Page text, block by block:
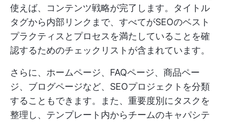
使えば、コンテンツ戦略が完了します。タイトル
タグから内部リンクまで、すべてがSEOのベスト
プラクティスとプロセスを満たしていることを確
認するためのチェックリストが含まれています。
さらに、ホームページ、FAQページ、商品ペー
ジ、ブログページなど、SEOプロジェクトを分類
することもできます。また、重要度別にタスクを
整理し、テンプレート内からチームのキャパシテ